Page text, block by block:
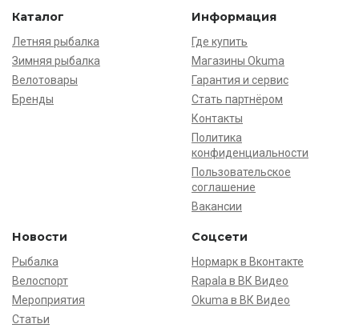
Каталог
Летняя рыбалка
Зимняя рыбалка
Велотовары
Бренды
Информация
Где купить
Магазины Okuma
Гарантия и сервис
Стать партнёром
Контакты
Политика
конфиденциальности
Пользовательское
соглашение
Вакансии
Новости
Рыбалка
Велоспорт
Мероприятия
Статьи
Соцсети
Нормарк в Вконтакте
Rapala в ВК Видео
Okuma в ВК Видео